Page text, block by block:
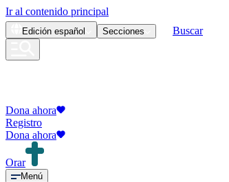
Ir al contenido principal
Edición español Secciones Buscar
Dona ahora
Registro
Dona ahora
Orar
Menú